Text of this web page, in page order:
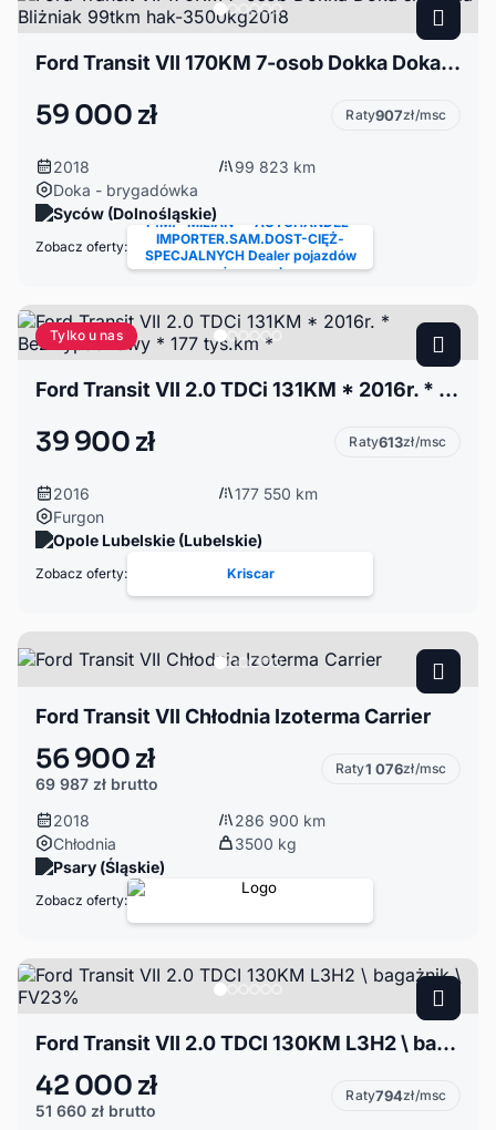
Ford Transit VII 170KM 7-osob Dokka Doka skrzynia Bliżniak 99tkm hak-3500kg2018
59 000 zł Raty907zł/msc
2018
99 823 km
Doka - brygadówka
Syców (Dolnośląskie)
Zobacz oferty:
P.M. "MILIAN" - AUTOHANDEL-
IMPORTER.SAM.DOST-CIĘŻ-
SPECJALNYCH Dealer pojazdów
używanych
Tylko u nas
Ford Transit VII 2.0 TDCi 131KM * 2016r. * Bezwypadkowy * 177 tys.km *
39 900 zł Raty613zł/msc
2016
177 550 km
Furgon
Opole Lubelskie (Lubelskie)
Zobacz oferty: Kriscar
Ford Transit VII Chłodnia Izoterma Carrier
56 900 zł
69 987 zł brutto
Raty1 076zł/msc
2018
286 900 km
Chłodnia
3500 kg
Psary (Śląskie)
Zobacz oferty:
Ford Transit VII 2.0 TDCI 130KM L3H2 \ bagażnik \ FV23%
42 000 zł
51 660 zł brutto
Raty794zł/msc